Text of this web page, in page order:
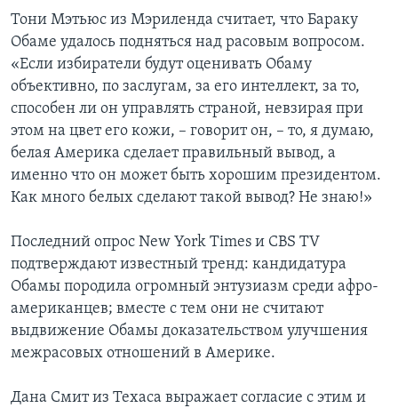
Тони Мэтьюс из Мэриленда считает, что Бараку
Обаме удалось подняться над расовым вопросом.
«Если избиратели будут оценивать Обаму
объективно, по заслугам, за его интеллект, за то,
способен ли он управлять страной, невзирая при
этом на цвет его кожи, – говорит он, – то, я думаю,
белая Америка сделает правильный вывод, а
именно что он может быть хорошим президентом.
Как много белых сделают такой вывод? Не знаю!»
Последний опрос New York Times и CBS TV
подтверждают известный тренд: кандидатура
Обамы породила огромный энтузиазм среди афро-
американцев; вместе с тем они не считают
выдвижение Обамы доказательством улучшения
межрасовых отношений в Америке.
Дана Смит из Техаса выражает согласие с этим и